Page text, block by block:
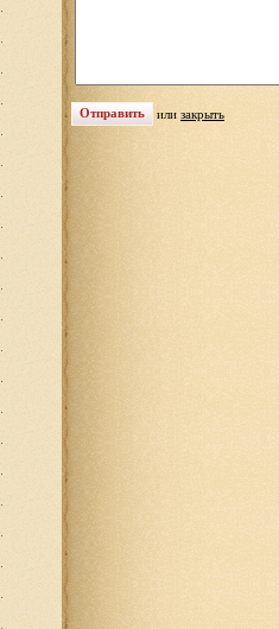
или закрыть